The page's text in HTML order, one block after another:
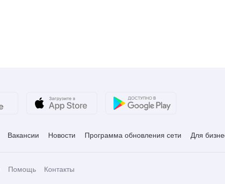
Вакансии Новости Программа обновления сети Для
Помощь Контакты